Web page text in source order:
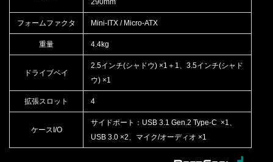
フォームファクタ Mini-ITX / Micro-ATX
重量 4.4kg
ドライブベイ
2.5インチ(シャドウ) ×1＋1、3.5インチ(シャド
ウ) ×1
拡張スロット 4
ケースI/O
サイドポート：USB 3.1 Gen.2 Type-C ×1、
USB 3.0 ×2、マイク/オーディオ ×1